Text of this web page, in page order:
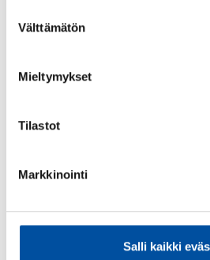
valinta
Välttämätön
Mieltymykset
Tilastot
Markkinointi
Salli kaikki
SuPerin Inberg:
ei saa poistaa – se turvaa
potilasturvallisuutta